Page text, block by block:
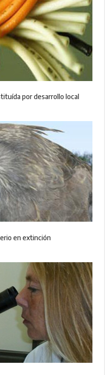
por desarrollo local
en extinción